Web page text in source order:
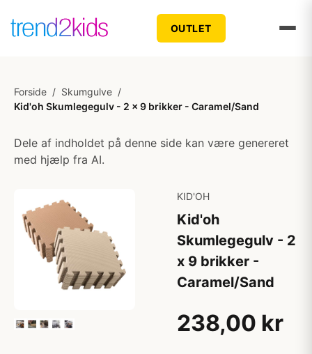
OUTLET
Forside / Skumgulve /
Kid'oh Skumlegegulv - 2 x 9 brikker - Caramel/Sand
Dele af indholdet på denne side kan være genereret
med hjælp fra AI.
KID'OH
Kid'oh
Skumlegegulv - 2
x 9 brikker -
Caramel/Sand
238,00 kr